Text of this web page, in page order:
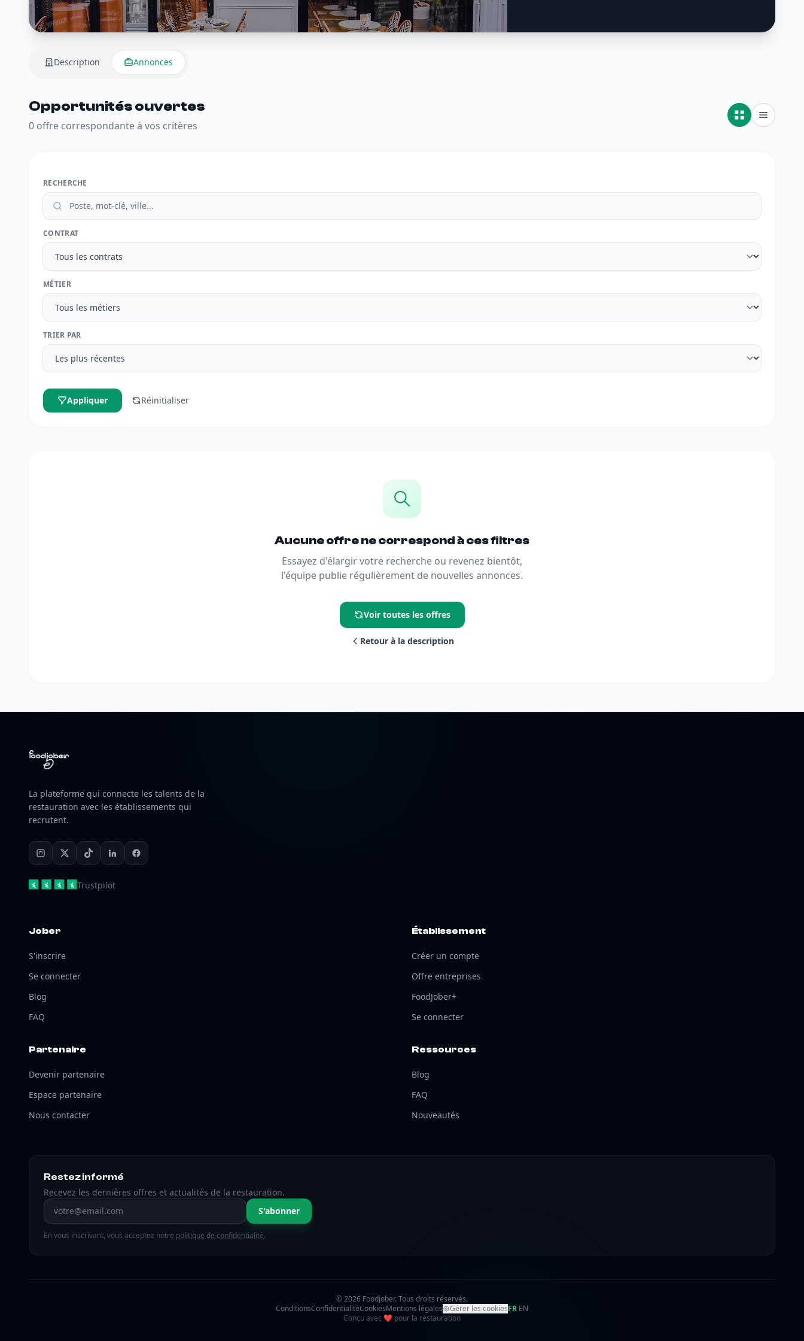
Description Annonces
Opportunités ouvertes
0 offre correspondante à vos critères
RECHERCHE
CONTRAT
MÉTIER
TRIER PAR
Appliquer Réinitialiser
Aucune offre ne correspond à ces filtres
Essayez d'élargir votre recherche ou revenez bientôt,
l'équipe publie régulièrement de nouvelles annonces.
Voir toutes les offres
Retour à la description
La plateforme qui connecte les talents de la
restauration avec les établissements qui
recrutent.
Trustpilot
Jober
S'inscrire
Se connecter
Blog
FAQ
Établissement
Créer un compte
Offre entreprises
FoodJober+
Se connecter
Partenaire
Devenir partenaire
Espace partenaire
Nous contacter
Ressources
Blog
FAQ
Nouveautés
Restez informé
Recevez les dernières offres et actualités de la restauration.
Adresse email S'abonner
En vous inscrivant, vous acceptez notre politique de confidentialité.
© 2026 Foodjober. Tous droits réservés.
ConditionsConfidentialitéCookiesMentions légales Gérer les cookiesFR·EN
Conçu avec ❤ amour
pour la restauration